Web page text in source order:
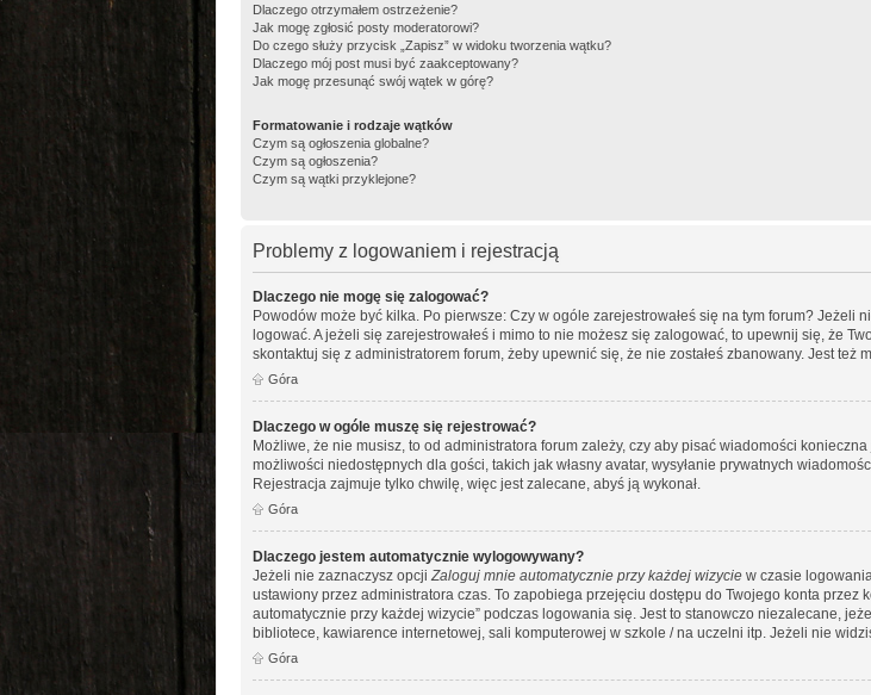
Dlaczego otrzymałem ostrzeżenie?
Jak mogę zgłosić posty moderatorowi?
Do czego służy przycisk „Zapisz” w widoku tworzenia wątku?
Dlaczego mój post musi być zaakceptowany?
Jak mogę przesunąć swój wątek w górę?
Formatowanie i rodzaje wątków
Czym są ogłoszenia globalne?
Czym są ogłoszenia?
Czym są wątki przyklejone?
Problemy z logowaniem i rejestracją
Dlaczego nie mogę się zalogować?
Powodów może być kilka. Po pierwsze: Czy w ogóle zarejestrowałeś się na tym forum? Jeżeli
logować. A jeżeli się zarejestrowałeś i mimo to nie możesz się zalogować, to upewnij się, że
skontaktuj się z administratorem forum, żeby upewnić się, że nie zostałeś zbanowany. Jest też
Góra
Dlaczego w ogóle muszę się rejestrować?
Możliwe, że nie musisz, to od administratora forum zależy, czy aby pisać wiadomości
możliwości niedostępnych dla gości, takich jak własny avatar, wysyłanie prywatnych
Rejestracja zajmuje tylko chwilę, więc jest zalecane, abyś ją wykonał.
Góra
Dlaczego jestem automatycznie wylogowywany?
Jeżeli nie zaznaczysz opcji Zaloguj mnie automatycznie przy każdej wizycie w czasie
ustawiony przez administratora czas. To zapobiega przejęciu dostępu do Twojego konta
automatycznie przy każdej wizycie” podczas logowania się. Jest to stanowczo niezalecane,
bibliotece, kawiarence internetowej, sali komputerowej w szkole / na uczelni itp. Jeżeli nie
Góra